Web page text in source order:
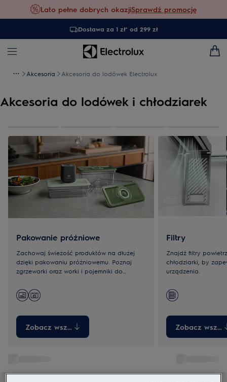
Lato pełne dobrych okazjiSprawdź promocję
Dostawa za 1 zł* od 299 zł
Akcesoria Akcesoria do lodówek Electrolux
Akcesoria do lodówek i chłodziarek
Pakowanie próżniowe
Zachowaj świeżość produktów na dłużej
dzięki pakowaniu próżniowemu. Poznaj
zgrzewarki oraz worki i pojemniki do
Zobacz wszystkie
Filtry
Znajdź filtry
chłodziarki, by
urządzenia.
Zobacz